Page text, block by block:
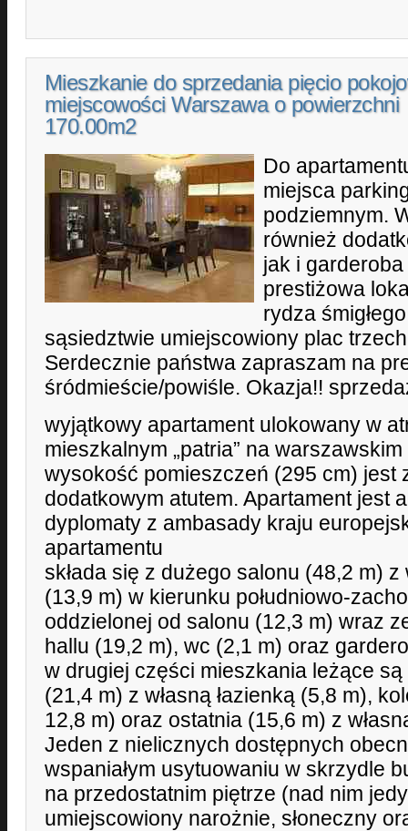
Mieszkanie do sprzedania pięcio
miejscowości Warszawa o powierzchni
170.00m2
Do
miejsca
podziemnym.
również
jak i garderoba
prestiżowa
rydza
sąsiedztwie umiejscowiony plac
Serdecznie państwa zapraszam na
śródmieście/powiśle. Okazja!!
wyjątkowy apartament ulokowany w
mieszkalnym „patria” na
wysokość pomieszczeń (295 cm) jest
dodatkowym atutem. Apartament jest
dyplomaty z ambasady kraju
apartamentu
składa się z dużego salonu (48,2 m)
(13,9 m) w kierunku południowo-
oddzielonej od salonu (12,3 m) wraz
hallu (19,2 m), wc (2,1 m) oraz
w drugiej części mieszkania leżące
(21,4 m) z własną łazienką (5,8 m),
12,8 m) oraz ostatnia (15,6 m) z
Jeden z nielicznych dostępnych
wspaniałym usytuowaniu w skrzydle
na przedostatnim piętrze (nad nim
umiejscowiony narożnie, słoneczny